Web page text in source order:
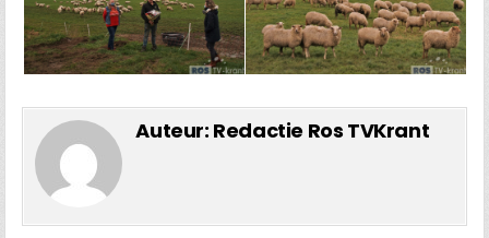
Auteur: Redactie Ros TVKrant